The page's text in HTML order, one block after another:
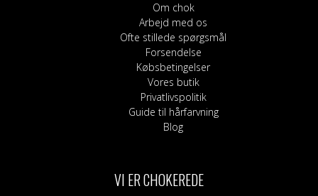
Om chok
Arbejd med os
Ofte stillede spørgsmål
Forsendelse
Købsbetingelser
Vores butik
Privatlivspolitik
Guide til hårfarvning
Blog
VI ER CHOKEREDE